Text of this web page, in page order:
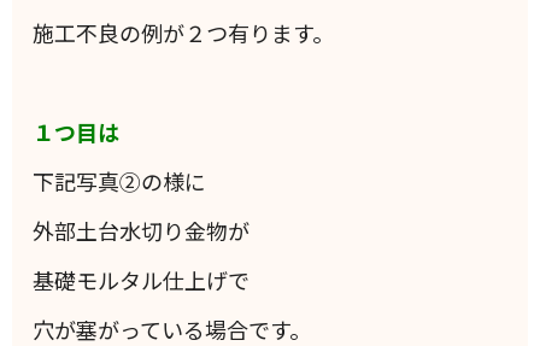
施工不良の例が２つ有ります。
１つ目は
下記写真②の様に
外部土台水切り金物が
基礎モルタル仕上げで
穴が塞がっている場合です。